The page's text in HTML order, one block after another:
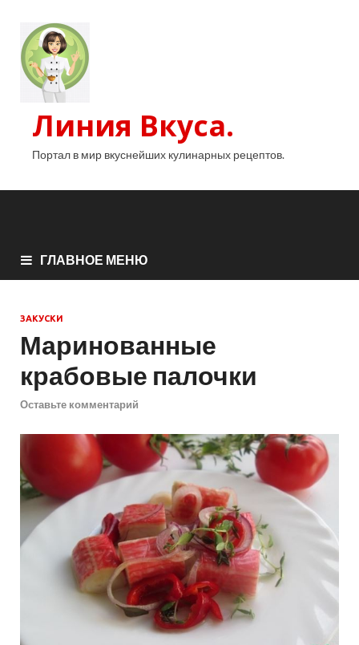
Линия Вкуса.
Портал в мир вкуснейших кулинарных рецептов.
ГЛАВНОЕ МЕНЮ
ЗАКУСКИ
Маринованные
крабовые палочки
Оставьте комментарий